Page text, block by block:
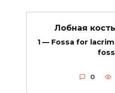
Лобная
1 — Fossa for
0